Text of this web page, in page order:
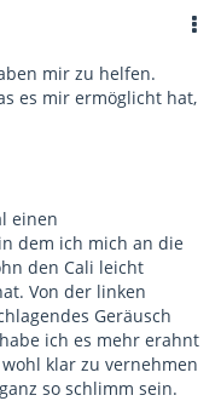
mir zu helfen.
es mir ermöglicht hat,
einen
dem ich mich an die
den Cali leicht
Von der linken
Geräusch
ich es mehr erahnt
klar zu vernehmen
so schlimm sein.